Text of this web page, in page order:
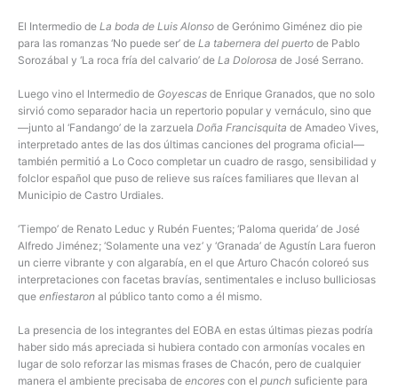
El Intermedio de La boda de Luis Alonso de Gerónimo Giménez dio pie
para las romanzas ‘No puede ser’ de La tabernera del puerto de Pablo
Sorozábal y ‘La roca fría del calvario’ de La Dolorosa de José Serrano.
Luego vino el Intermedio de Goyescas de Enrique Granados, que no solo
sirvió como separador hacia un repertorio popular y vernáculo, sino que
—junto al ‘Fandango’ de la zarzuela Doña Francisquita de Amadeo Vives,
interpretado antes de las dos últimas canciones del programa oficial—
también permitió a Lo Coco completar un cuadro de rasgo, sensibilidad y
folclor español que puso de relieve sus raíces familiares que llevan al
Municipio de Castro Urdiales.
‘Tiempo’ de Renato Leduc y Rubén Fuentes; ‘Paloma querida’ de José
Alfredo Jiménez; ‘Solamente una vez’ y ‘Granada’ de Agustín Lara fueron
un cierre vibrante y con algarabía, en el que Arturo Chacón coloreó sus
interpretaciones con facetas bravías, sentimentales e incluso bulliciosas
que enfiestaron al público tanto como a él mismo.
La presencia de los integrantes del EOBA en estas últimas piezas podría
haber sido más apreciada si hubiera contado con armonías vocales en
lugar de solo reforzar las mismas frases de Chacón, pero de cualquier
manera el ambiente precisaba de encores con el punch suficiente para